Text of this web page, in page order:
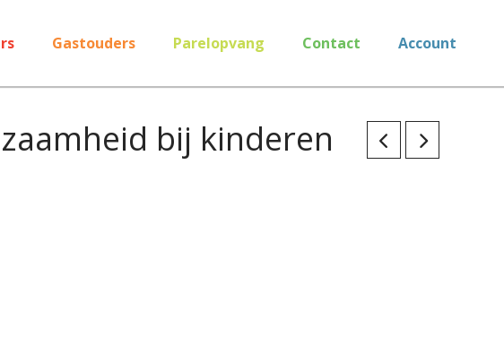
Gastouders Parelopvang Contact Account
bij kinderen